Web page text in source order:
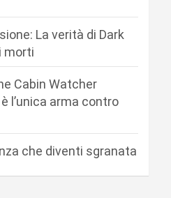
La verità di Dark
morti
Cabin Watcher
l’unica arma contro
che diventi sgranata